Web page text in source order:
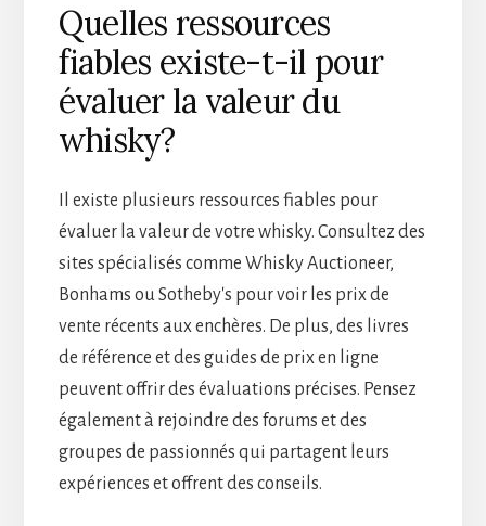
Quelles ressources
fiables existe-t-il pour
évaluer la valeur du
whisky?
Il existe plusieurs ressources fiables pour
évaluer la valeur de votre whisky. Consultez des
sites spécialisés comme Whisky Auctioneer,
Bonhams ou Sotheby's pour voir les prix de
vente récents aux enchères. De plus, des livres
de référence et des guides de prix en ligne
peuvent offrir des évaluations précises. Pensez
également à rejoindre des forums et des
groupes de passionnés qui partagent leurs
expériences et offrent des conseils.